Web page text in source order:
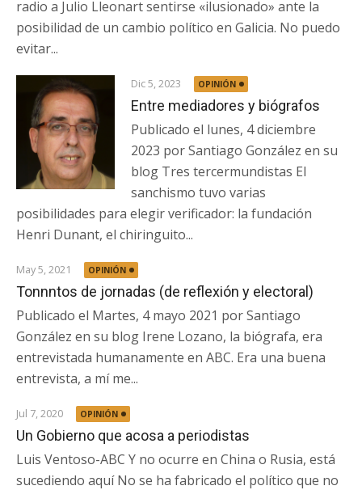
radio a Julio Lleonart sentirse «ilusionado» ante la
posibilidad de un cambio político en Galicia. No puedo
evitar...
Dic 5, 2023 OPINIÓN
Entre mediadores y biógrafos
Publicado el lunes, 4 diciembre
2023 por Santiago González en su
blog Tres tercermundistas El
sanchismo tuvo varias
posibilidades para elegir verificador: la fundación
Henri Dunant, el chiringuito...
May 5, 2021 OPINIÓN
Tonnntos de jornadas (de reflexión y electoral)
Publicado el Martes, 4 mayo 2021 por Santiago
González en su blog Irene Lozano, la biógrafa, era
entrevistada humanamente en ABC. Era una buena
entrevista, a mí me...
Jul 7, 2020 OPINIÓN
Un Gobierno que acosa a periodistas
Luis Ventoso-ABC Y no ocurre en China o Rusia, está
sucediendo aquí No se ha fabricado el político que no